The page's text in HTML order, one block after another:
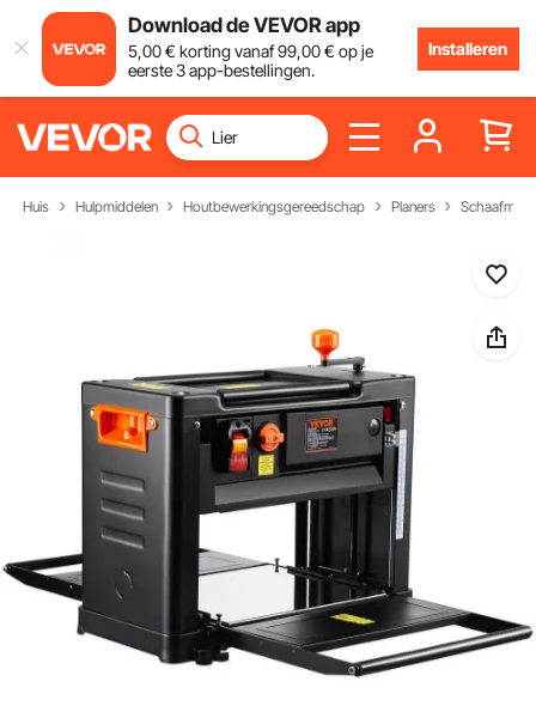
Download de VEVOR app
5,00€ korting vanaf99,00€ op je
eerste 3 app-bestellingen.
Installeren
Huis Hulpmiddelen Houtbewerkingsgereedschap Planers